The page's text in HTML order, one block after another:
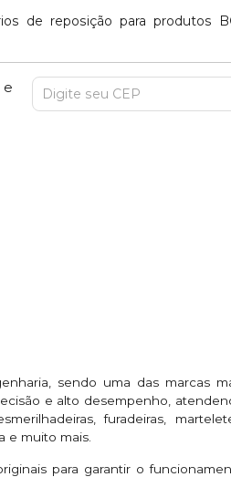
de reposição para produtos
e
sendo uma das marcas
e alto desempenho,
furadeiras,
e muito mais.
para garantir o